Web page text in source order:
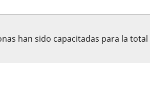
han sido capacitadas para la